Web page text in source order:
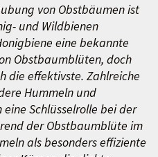
von Obstbäumen ist
und Wildbienen
eine bekannte
Obstbaumblüten, doch
die effektivste. Zahlreiche
Hummeln und
Schlüsselrolle bei der
der Obstbaumblüte im
als besonders effiziente